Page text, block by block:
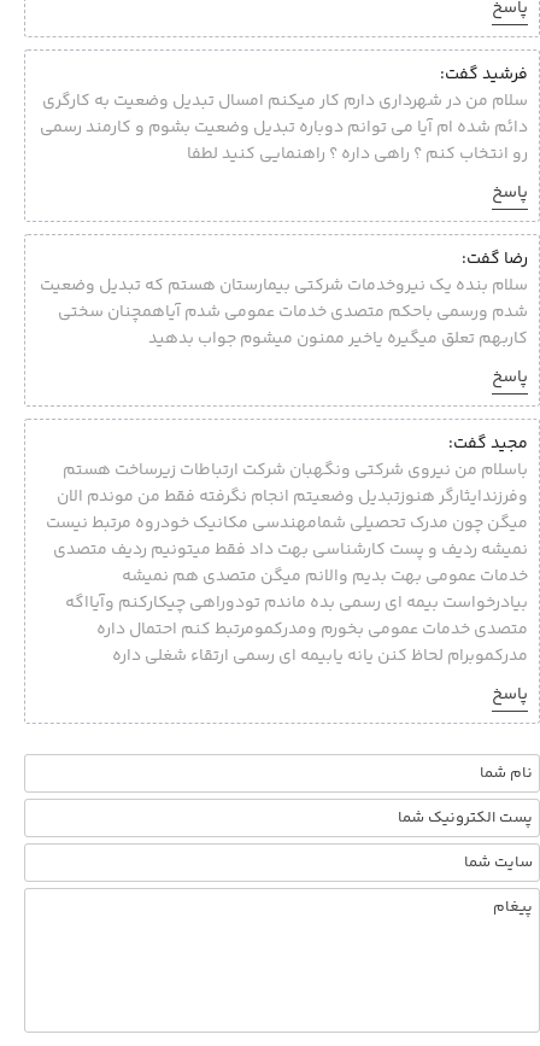
پاسخ
فرشید گفت:
سلام من در شهرداری دارم کار میکنم امسال تبدیل وضعیت به کارگری
دائم شده ام آیا می توانم دوباره تبدیل وضعیت بشوم و کارمند رسمی
رو انتخاب کنم ؟ راهی داره ؟ راهنمایی کنید لطفا
پاسخ
رضا گفت:
سلام بنده یک نیروخدمات شرکتی بیمارستان هستم که تبدیل وضعیت
شدم ورسمی باحکم متصدی خدمات عمومی شدم آیاهمچنان سختی
کاربهم تعلق میگیره یاخیر ممنون میشوم جواب بدهید
پاسخ
مجید گفت:
باسلام من نیروی شرکتی ونگهبان شرکت ارتباطات زیرساخت هستم
وفرزندایثارگر هنوزتبدیل وضعیتم انجام نگرفته فقط من موندم الان
میگن چون مدرک تحصیلی شمامهندسی مکانیک خودروه مرتبط نیست
نمیشه ردیف و پست کارشناسی بهت داد فقط میتونیم ردیف متصدی
خدمات عمومی بهت بدیم والانم میگن متصدی هم نمیشه
بیادرخواست بیمه ای رسمی بده ماندم تودوراهی چیکارکنم وآیااگه
متصدی خدمات عمومی بخورم ومدرکمومرتبط کنم احتمال داره
مدرکموبرام لحاظ کنن یانه یابیمه ای رسمی ارتقاء شغلی داره
پاسخ